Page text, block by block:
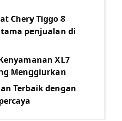
Chery Tiggo 8
penjualan di
XL7
Menggiurkan
Terbaik dengan